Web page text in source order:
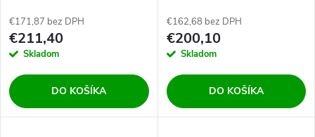
€171,87 bez DPH
€211,40
Skladom
DO KOŠÍKA
€162,68 bez DPH
€200,10
Skladom
DO KOŠÍKA